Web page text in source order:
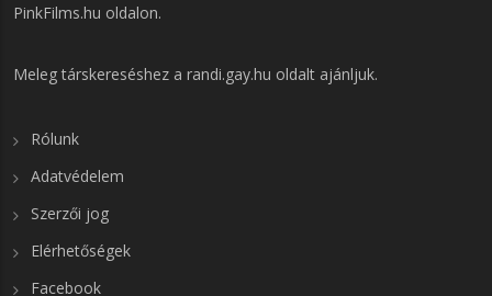
PinkFilms.hu oldalon.
Meleg társkereséshez a randi.gay.hu oldalt ajánljuk.
Rólunk
Adatvédelem
Szerzői jog
Elérhetőségek
Facebook